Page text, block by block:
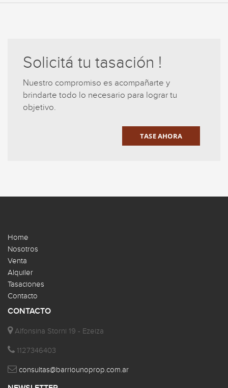
Solicitá tu tasación !
Nuestro compromiso es acompañarte y
brindarte todo lo necesario para lograr tu
objetivo.
TASE AHORA
Home
Nosotros
Venta
Alquiler
Tasaciones
Contacto
CONTACTO
Alfonsina Storni 19 - Ezeiza
1127346403
consultas@barriounoprop.com.ar